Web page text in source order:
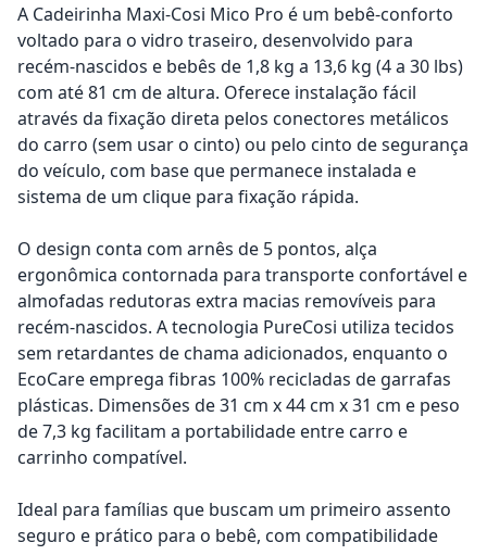
A Cadeirinha Maxi-Cosi Mico Pro é um bebê-conforto
voltado para o vidro traseiro, desenvolvido para
recém-nascidos e bebês de 1,8 kg a 13,6 kg (4 a 30 lbs)
com até 81 cm de altura. Oferece instalação fácil
através da fixação direta pelos conectores metálicos
do carro (sem usar o cinto) ou pelo cinto de segurança
do veículo, com base que permanece instalada e
sistema de um clique para fixação rápida.
O design conta com arnês de 5 pontos, alça
ergonômica contornada para transporte confortável e
almofadas redutoras extra macias removíveis para
recém-nascidos. A tecnologia PureCosi utiliza tecidos
sem retardantes de chama adicionados, enquanto o
EcoCare emprega fibras 100% recicladas de garrafas
plásticas. Dimensões de 31 cm x 44 cm x 31 cm e peso
de 7,3 kg facilitam a portabilidade entre carro e
carrinho compatível.
Ideal para famílias que buscam um primeiro assento
seguro e prático para o bebê, com compatibilidade